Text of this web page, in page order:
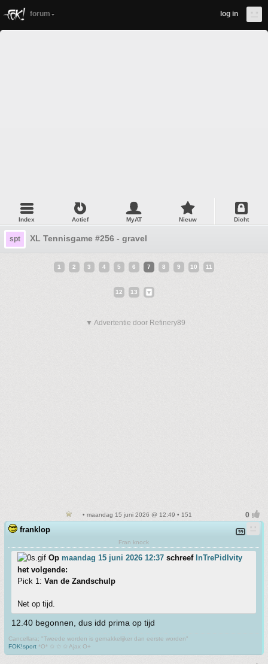
forum log in
Index Actief MyAT Nieuw Dicht
spt XL Tennisgame #256 - gravel
1 2 3 4 5 6 7 8 9 10 11
12 13
▼ Advertentie door Refinery89
• maandag 15 juni 2026 @ 12:49 • 151
franklop
Fran knock
Op maandag 15 juni 2026 12:37 schreef InTrePidIvity
het volgende:
Pick 1: Van de Zandschulp
Net op tijd.
12.40 begonnen, dus idd prima op tijd
Cancellara; "Tweede worden is gemakkelijker dan eerste worden"
FOK!sport *O* ✩ ✩ ✩ Ajax O+